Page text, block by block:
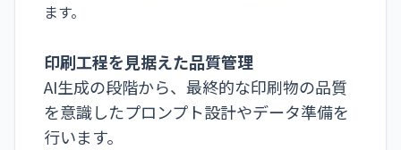
ます。
印刷工程を見据えた品質管理
AI生成の段階から、最終的な印刷物の品質
を意識したプロンプト設計やデータ準備を
行います。